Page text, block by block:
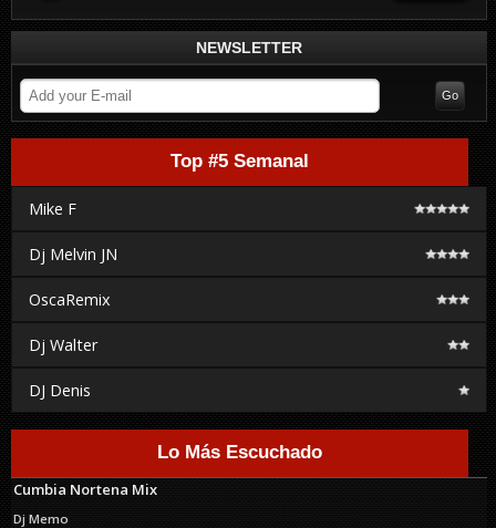
NEWSLETTER
Top #5 Semanal
Mike F
Dj Melvin JN
OscaRemix
Dj Walter
DJ Denis
Lo Más Escuchado
Cumbia Nortena Mix
Dj Memo